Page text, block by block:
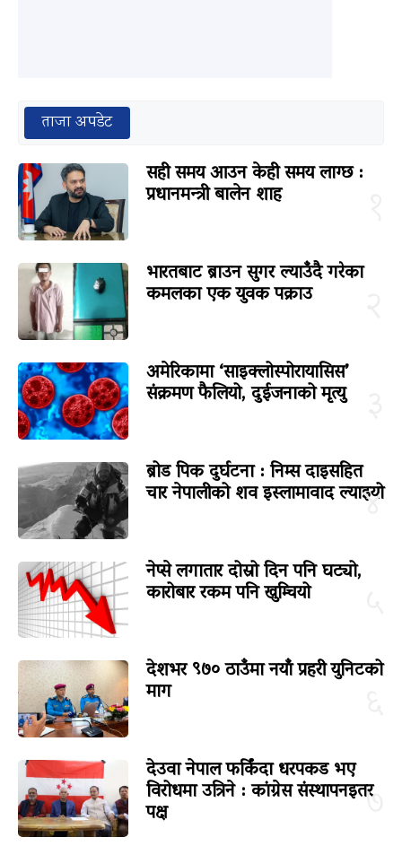
ताजा अपडेट
सही समय आउन केही समय लाग्छ :
प्रधानमन्त्री बालेन शाह
भारतबाट ब्राउन सुगर ल्याउँदै गरेका
कमलका एक युवक पक्राउ
अमेरिकामा ‘साइक्लोस्पोरायासिस’
संक्रमण फैलियो, दुईजनाको मृत्यु
४
ब्रोड पिक दुर्घटना : निम्स दाइसहित
चार नेपालीको शव इस्लामावाद ल्याइयो
नेप्से लगातार दोस्रो दिन पनि घट्यो,
कारोबार रकम पनि खुम्चियो
देशभर ९७० ठाउँमा नयाँ प्रहरी युनिटको
माग
७
देउवा नेपाल फर्किंदा धरपकड भए
विरोधमा उत्रिने : कांग्रेस संस्थापनइतर
पक्ष